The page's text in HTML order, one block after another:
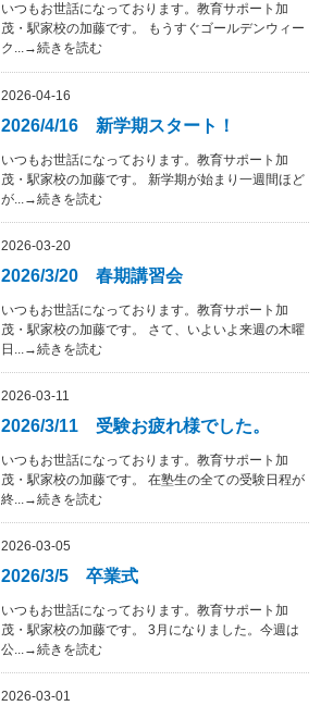
いつもお世話になっております。教育サポート加
茂・駅家校の加藤です。 もうすぐゴールデンウィー
ク...→続きを読む
2026-04-16
2026/4/16 新学期スタート！
いつもお世話になっております。教育サポート加
茂・駅家校の加藤です。 新学期が始まり一週間ほど
が...→続きを読む
2026-03-20
2026/3/20 春期講習会
いつもお世話になっております。教育サポート加
茂・駅家校の加藤です。 さて、いよいよ来週の木曜
日...→続きを読む
2026-03-11
2026/3/11 受験お疲れ様でした。
いつもお世話になっております。教育サポート加
茂・駅家校の加藤です。 在塾生の全ての受験日程が
終...→続きを読む
2026-03-05
2026/3/5 卒業式
いつもお世話になっております。教育サポート加
茂・駅家校の加藤です。 3月になりました。今週は
公...→続きを読む
2026-03-01